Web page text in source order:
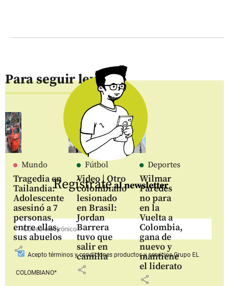
Para seguir leyendo
Mundo
Tragedia en
Tailandia:
Adolescente
asesinó a 7
personas,
entre ellas,
sus abuelos
share
Fútbol
Video | Otro
colombiano
lesionado
en Brasil:
Jordan
Barrera
tuvo que
salir en
camilla
share
Deportes
Wilmar
Paredes
no para
en la
Vuelta a
Colombia,
gana de
nuevo y
mantiene
el liderato
share
Regístrateal newsletter
Aceptotérminos y condiciones productos y serviciosGrupo EL
COLOMBIANO*